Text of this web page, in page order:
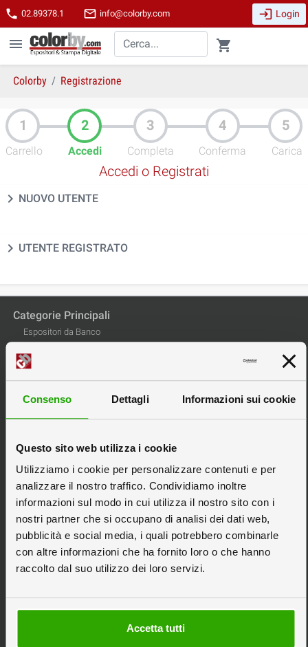
Consenso Dettagli Informazioni sui cookie
Questo sito web utilizza i cookie
Utilizziamo i cookie per personalizzare contenuti e per
analizzare il nostro traffico. Condividiamo inoltre
informazioni sul modo in cui utilizza il nostro sito con i
nostri partner che si occupano di analisi dei dati web,
pubblicità e social media, i quali potrebbero combinarle
con altre informazioni che ha fornito loro o che hanno
raccolto dal suo utilizzo dei loro servizi.
Accetta tutti
phone 02.89378.1 mail_outline info@colorby.com login Login
menu shopping_cart
Colorby Registrazione
Carrello Accedi Completa Conferma Carica
Accedi o Registrati
chevron_right NUOVO UTENTE
chevron_right UTENTE REGISTRATO
Categorie Principali
Espositori da Banco
Espositori Pubblicitari
Espositori Personalizzati
Scatole in Cartone
Informazioni
Privacy
Informativa Cookie
Condizioni di Vendita
Tipi di Spedizione
Pagine Espositori e Stampati